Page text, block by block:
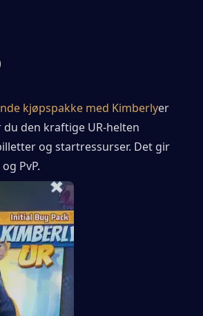
kjøpspakke med Kimberlyer
den kraftige UR-helten
og startressurser. Det gir
PvP.